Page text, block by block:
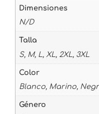
Dimensiones
N/D
Talla
S, M, L, XL, 2XL, 3XL
Color
Blanco, Marino,
Género